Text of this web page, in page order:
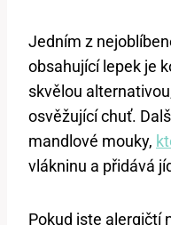
Jedním z
obsahující lepek je
skvělou
osvěžující chuť.
mandlové mouky,
vlákninu a přidává
Pokud jste alergičtí